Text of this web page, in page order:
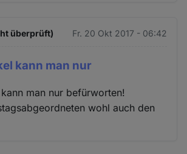
überprüft) Fr. 20 Okt 2017 - 06:42
kann man nur
man nur befürworten!
wohl auch den